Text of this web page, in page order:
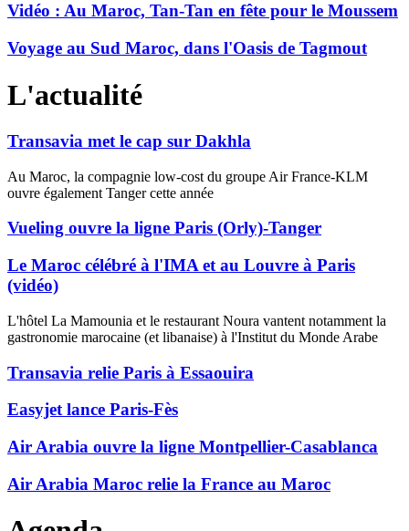
Vidéo : Au Maroc, Tan-Tan en fête pour le Moussem
Voyage au Sud Maroc, dans l'Oasis de Tagmout
L'actualité
Transavia met le cap sur Dakhla
Au Maroc, la compagnie low-cost du groupe Air France-KLM
ouvre également Tanger cette année
Vueling ouvre la ligne Paris (Orly)-Tanger
Le Maroc célébré à l'IMA et au Louvre à Paris
(vidéo)
L'hôtel La Mamounia et le restaurant Noura vantent notamment la
gastronomie marocaine (et libanaise) à l'Institut du Monde Arabe
Transavia relie Paris à Essaouira
Easyjet lance Paris-Fès
Air Arabia ouvre la ligne Montpellier-Casablanca
Air Arabia Maroc relie la France au Maroc